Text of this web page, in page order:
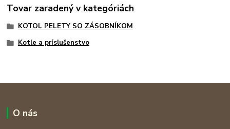
Tovar zaradený v kategóriách
KOTOL PELETY SO ZÁSOBNÍKOM
Kotle a príslušenstvo
O nás